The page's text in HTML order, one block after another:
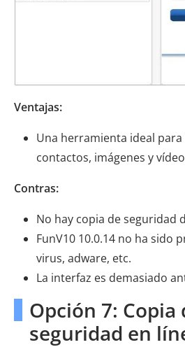
Ventajas:
Una herramienta ideal
contactos, imágenes y
Contras:
No hay copia de seguridad
FunV10 10.0.14 no ha sido
virus, adware, etc.
La interfaz es demasiado
Opción 7: Copia
seguridad en